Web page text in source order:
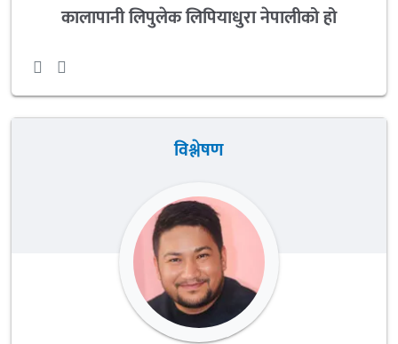
कालापानी लिपुलेक लिपियाधुरा नेपालीको हो
विश्लेषण